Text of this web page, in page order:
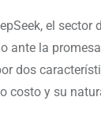
el sector
ante la
dos
costo y su